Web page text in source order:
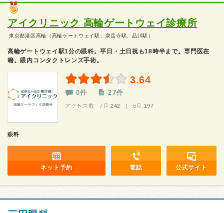
アイクリニック 高輪ゲートウェイ診療所
東京都港区高輪（高輪ゲートウェイ駅、泉岳寺駅、品川駅）
高輪ゲートウェイ駅1分の眼科。平日・土日祝も18時半まで。専門医在
籍。眼内コンタクトレンズ手術。
3.64
0件 27件
アクセス数 7月:242 | 6月: 197
眼科
ネット予約 電話 公式サイト